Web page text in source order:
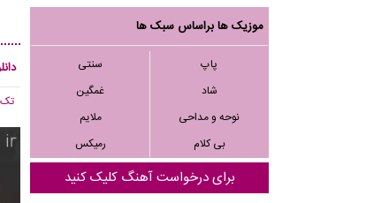
موزیک ها براساس سبک ها
پاپ
سنتی
شاد
غمگین
نوحه و مداحی
ملایم
بی کلام
رمیکس
برای درخواست آهنگ کلیک کنید